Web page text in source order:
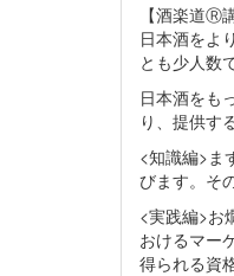
【酒楽道Ⓡ
日本酒をよ
とも少人数
日本酒をも
り、提供す
<知識編>ま
びます。そ
<実践編>お
おけるマー
得られる資